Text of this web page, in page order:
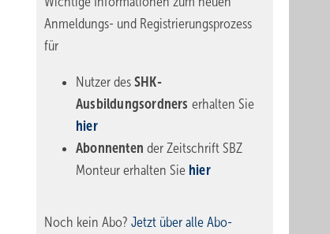
Anmeldungs- und Registrierungsprozess
für
Nutzer des SHK-
Ausbildungsordners erhalten Sie
hier
Abonnentender Zeitschrift SBZ
Monteur erhalten Sie hier
Noch kein Abo? Jetzt über alle Abo-